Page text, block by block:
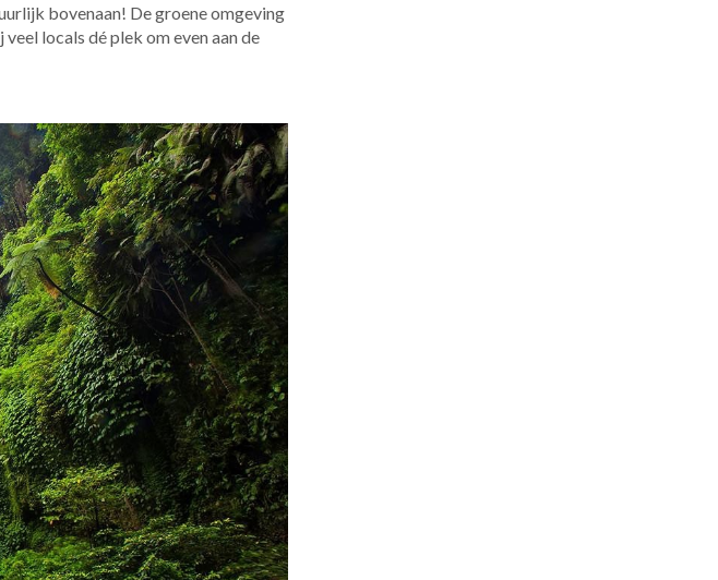
bovenaan! De groene omgeving
locals dé plek om even aan de